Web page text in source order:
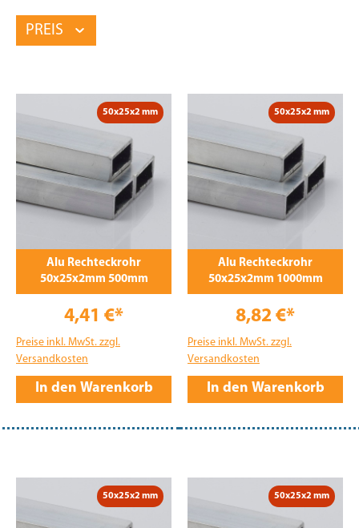
PREIS
50x25x2 mm
Alu Rechteckrohr
50x25x2mm 500mm
4,41 €*
Preise inkl. MwSt. zzgl.
Versandkosten
In den Warenkorb
50x25x2 mm
Alu Rechteckrohr
50x25x2mm 1000mm
8,82 €*
Preise inkl. MwSt. zzgl.
Versandkosten
In den Warenkorb
50x25x2 mm 50x25x2 mm